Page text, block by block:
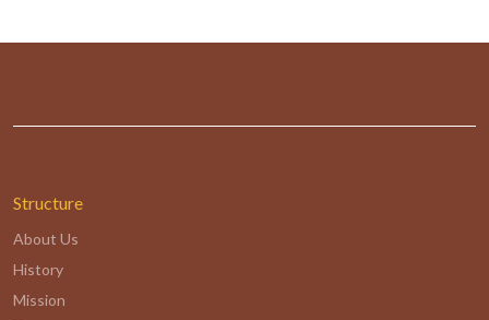
Structure
About Us
History
Mission